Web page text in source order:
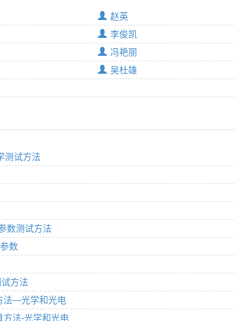
赵英
李俊凯
冯艳丽
吴杜雄
测试方法
数测试方法
数
方法
法—光学和光电
法-光学和光电